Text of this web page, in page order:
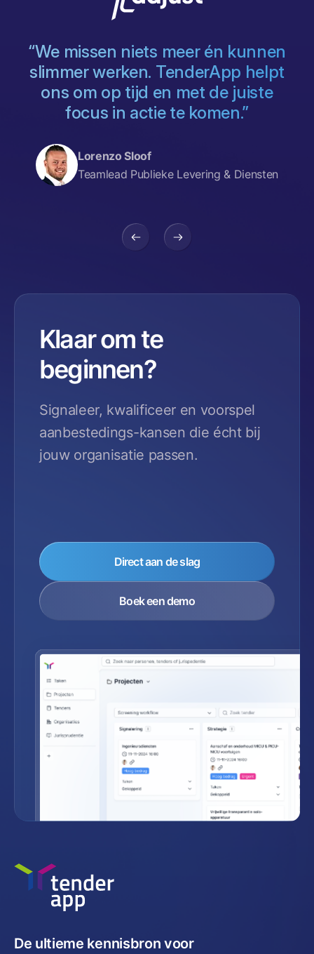
“We missen niets meer én kunnen
slimmer werken. TenderApp helpt
ons om op tijd en met de juiste
focus in actie te komen.”
Lorenzo Sloof
Teamlead Publieke Levering & Diensten
Klaar om te
beginnen?
Signaleer, kwalificeer en voorspel
aanbestedings-kansen die écht bij
jouw organisatie passen.
Direct aan de slag
Boek een demo
De ultieme kennisbron voor